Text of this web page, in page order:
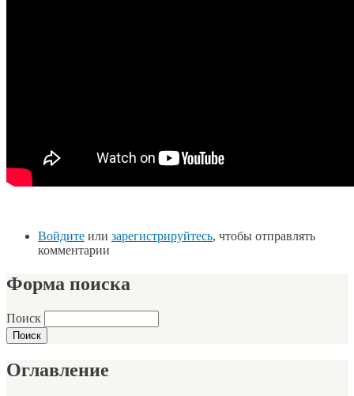
Войдите или зарегистрируйтесь, чтобы отправлять
комментарии
Форма поиска
Поиск
Оглавление